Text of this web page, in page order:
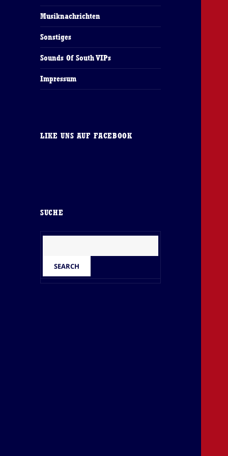
Musiknachrichten
Sonstiges
Sounds Of South VIPs
Impressum
LIKE UNS AUF FACEBOOK
SUCHE